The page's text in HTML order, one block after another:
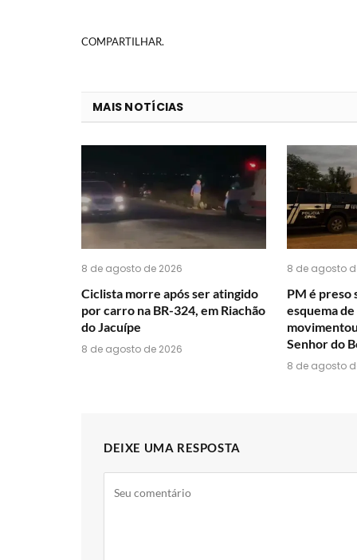
COMPARTILHAR.
MAIS NOTÍCIAS
8 de agosto de 2026
Ciclista morre após ser atingido
por carro na BR-324, em Riachão
do Jacuípe
8 de agosto de 2026
8 de agosto
PM é preso
esquema
Senhor do
8 de agosto
DEIXE UMA RESPOSTA